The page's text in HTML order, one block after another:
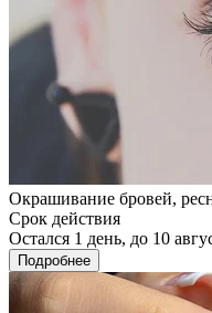
Окрашивание бровей,
Срок действия
Остался 1 день, до 10
Подробнее